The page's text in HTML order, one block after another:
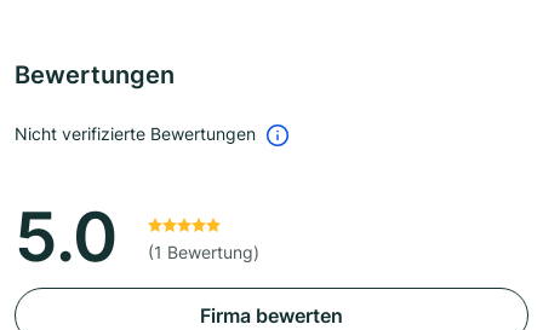
Bewertungen
Nicht verifizierte Bewertungen
5.0 (1 Bewertung)
Firma bewerten